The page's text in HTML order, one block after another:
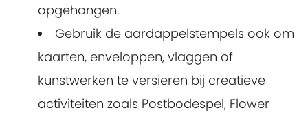
opgehangen.
Gebruik de aardappelstempels ook om
kaarten, enveloppen, vlaggen of
kunstwerken te versieren bij creatieve
activiteiten zoals Postbodespel, Flower